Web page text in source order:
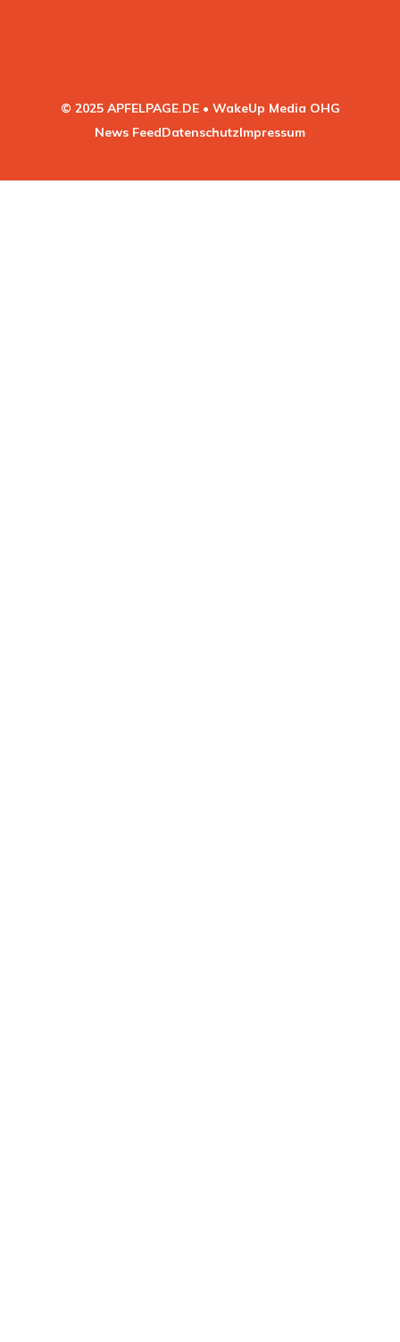
© 2025 APFELPAGE.DE • WakeUp Media OHG
News FeedDatenschutzImpressum